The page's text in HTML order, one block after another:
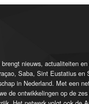
brengt nieuws, actualiteiten
Saba, Sint Eustatius en
in Nederland. Met een
de ontwikkelingen op de